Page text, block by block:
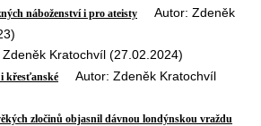
náboženství i pro ateisty Autor: Zdeněk
Kratochvíl (27.02.2024)
křesťanské Autor: Zdeněk Kratochvíl
zločinů objasnil dávnou londýnskou vraždu